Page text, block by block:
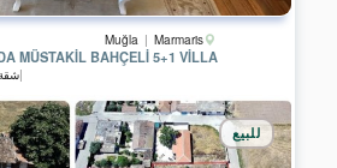
Muğla Marmaris
MÜSTAKIL BAHÇELI 5+1 VILLA
للبيع